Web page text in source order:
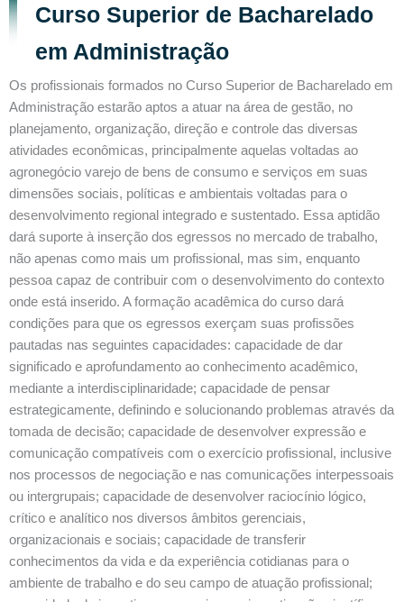
Curso Superior de Bacharelado
em Administração
Os profissionais formados no Curso Superior de Bacharelado em
Administração estarão aptos a atuar na área de gestão, no
planejamento, organização, direção e controle das diversas
atividades econômicas, principalmente aquelas voltadas ao
agronegócio varejo de bens de consumo e serviços em suas
dimensões sociais, políticas e ambientais voltadas para o
desenvolvimento regional integrado e sustentado. Essa aptidão
dará suporte à inserção dos egressos no mercado de trabalho,
não apenas como mais um profissional, mas sim, enquanto
pessoa capaz de contribuir com o desenvolvimento do contexto
onde está inserido. A formação acadêmica do curso dará
condições para que os egressos exerçam suas profissões
pautadas nas seguintes capacidades: capacidade de dar
significado e aprofundamento ao conhecimento acadêmico,
mediante a interdisciplinaridade; capacidade de pensar
estrategicamente, definindo e solucionando problemas através da
tomada de decisão; capacidade de desenvolver expressão e
comunicação compatíveis com o exercício profissional, inclusive
nos processos de negociação e nas comunicações interpessoais
ou intergrupais; capacidade de desenvolver raciocínio lógico,
crítico e analítico nos diversos âmbitos gerenciais,
organizacionais e sociais; capacidade de transferir
conhecimentos da vida e da experiência cotidianas para o
ambiente de trabalho e do seu campo de atuação profissional;